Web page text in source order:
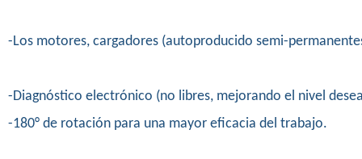
-Los motores, cargadores (autoproducido semi-
-Diagnóstico electrónico (no libres, mejorando el nivel
-180° de rotación para una mayor eficacia del trabajo.